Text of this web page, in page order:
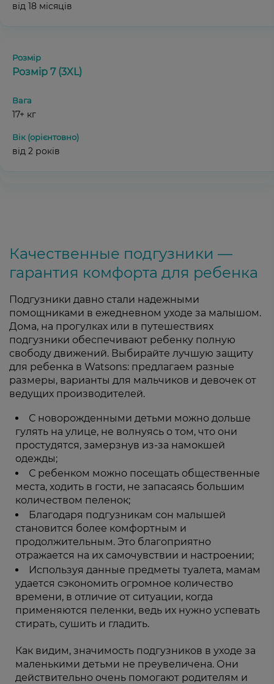
від 18 місяців
Розмір 7 (3XL)
17+ кг
від 2 років
Качественные подгузники —
гарантия комфорта для ребенка
Подгузники давно стали надежными
помощниками в ежедневном уходе за малышом.
Дома, на прогулках или в путешествиях
подгузники обеспечивают ребенку полную
свободу движений. Выбирайте лучшую защиту
для ребенка в Watsons: предлагаем разные
размеры, варианты для мальчиков и девочек от
ведущих производителей.
С новорожденными детьми можно дольше
гулять на улице, не волнуясь о том, что они
простудятся, замерзнув из-за намокшей
одежды;
С ребенком можно посещать общественные
места, ходить в гости, не запасаясь большим
количеством пеленок;
Благодаря подгузникам сон малышей
становится более комфортным и
продолжительным. Это благоприятно
отражается на их самочувствии и настроении;
Используя данные предметы туалета, мамам
удается сэкономить огромное количество
времени, в отличие от ситуации, когда
применяются пеленки, ведь их нужно успевать
стирать, сушить и гладить.
Как видим, значимость подгузников в уходе за
маленькими детьми не преувеличена. Они
действительно очень помогают родителям и